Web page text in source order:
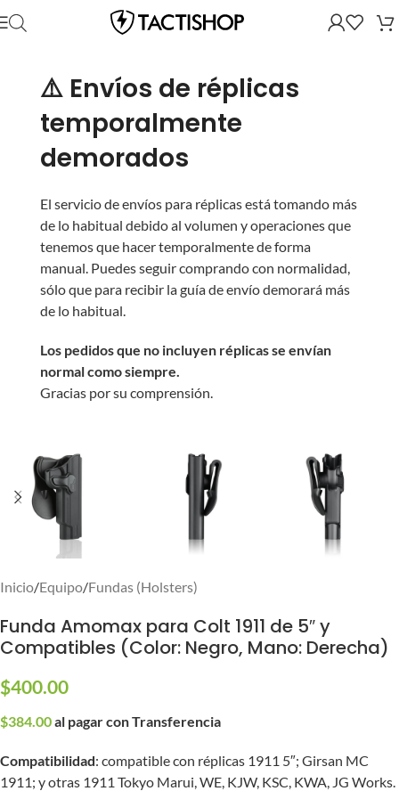
⚠️ Envíos de réplicas
temporalmente
demorados
El servicio de envíos para réplicas está tomando más
de lo habitual debido al volumen y operaciones que
tenemos que hacer temporalmente de forma
manual. Puedes seguir comprando con normalidad,
sólo que para recibir la guía de envío demorará más
de lo habitual.
Los pedidos que no incluyen réplicas se envían
normal como siempre.
Gracias por su comprensión.
Inicio/Equipo/Fundas (Holsters)
Funda Amomax para Colt 1911 de 5″ y
Compatibles (Color: Negro, Mano: Derecha)
$400.00
$384.00al pagar con Transferencia
Compatibilidad: compatible con réplicas 1911 5″; Girsan MC
1911; y otras 1911 Tokyo Marui, WE, KJW, KSC, KWA, JG Works.